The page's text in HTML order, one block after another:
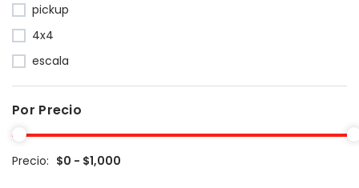
pickup
4x4
escala
Por Precio
Precio: $0 - $1,000